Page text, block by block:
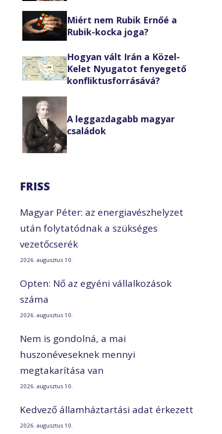
Miért nem Rubik Ernőé a
Rubik-kocka joga?
Hogyan vált Irán a Közel-
Kelet Nyugatot fenyegető
konfliktusforrásává?
A leggazdagabb magyar
családok
FRISS
Magyar Péter: az energiavészhelyzet
után folytatódnak a szükséges
vezetőcserék
2026. augusztus 10.
Opten: Nő az egyéni vállalkozások
száma
2026. augusztus 10.
Nem is gondolná, a mai
huszonéveseknek mennyi
megtakarítása van
2026. augusztus 10.
Kedvező államháztartási adat érkezett
2026. augusztus 10.